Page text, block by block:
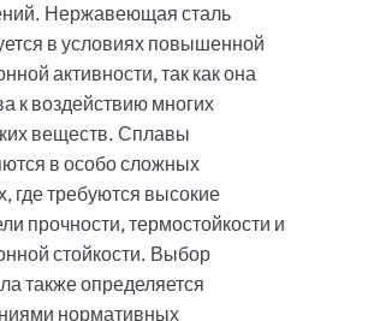
Нержавеющая сталь
в условиях повышенной
активности, так как она
к воздействию многих
веществ. Сплавы
в особо сложных
где требуются высокие
прочности, термостойкости и
стойкости. Выбор
также определяется
нормативных